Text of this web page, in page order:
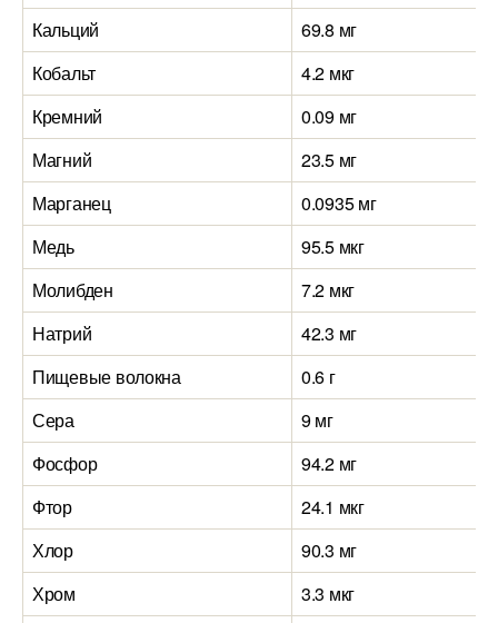
Кальций
69.8 мг
Кобальт
4.2 мкг
Кремний
0.09 мг
Магний
23.5 мг
Марганец
0.0935 мг
Медь
95.5 мкг
Молибден
7.2 мкг
Натрий
42.3 мг
Пищевые волокна
0.6 г
Сера
9 мг
Фосфор
94.2 мг
Фтор
24.1 мкг
Хлор
90.3 мг
Хром
3.3 мкг